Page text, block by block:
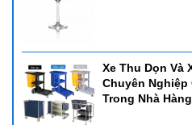
2. Nồi hâm soup đen 121812
Xe Thu Dọn Và
Chuyên Nghiệp
Trong Nhà Hàng